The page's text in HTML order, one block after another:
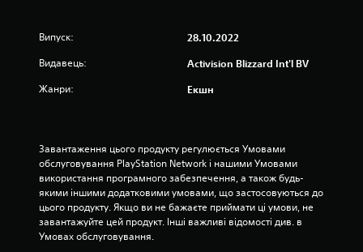
і
8
о
ц
Випуск: 28.10.2022
Видавець: Activision Blizzard Int'l BV
Жанри: Екшн
Завантаження цього продукту регулюється Умовами
обслуговування PlayStation Network і нашими Умовами
використання програмного забезпечення, а також будь-
якими іншими додатковими умовами, що застосовуються до
цього продукту. Якщо ви не бажаєте приймати ці умови, не
завантажуйте цей продукт. Інші важливі відомості див. в
Умовах обслуговування.